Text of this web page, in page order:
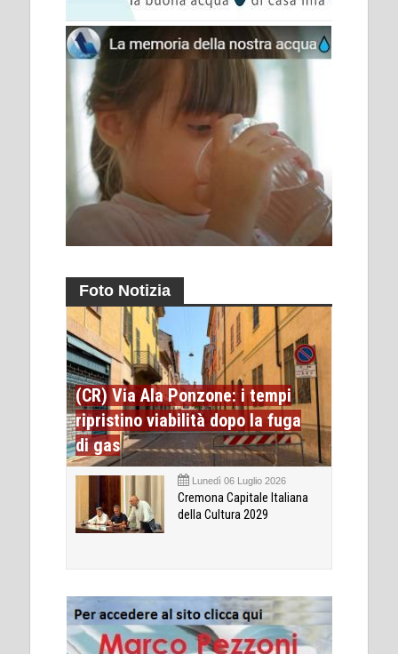
Foto Notizia
(CR) Via Ala Ponzone: i tempi
ripristino viabilità dopo la fuga
di gas
Lunedì 06 Luglio 2026
Cremona Capitale Italiana
della Cultura 2029